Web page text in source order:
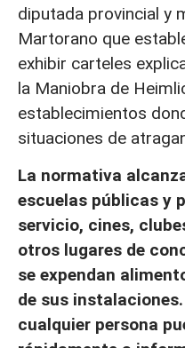
diputada provincial y
Martorano que
exhibir carteles
la Maniobra de
establecimientos
situaciones de
La normativa
escuelas públicas y
servicio, cines,
otros lugares de
se expendan
de sus
cualquier persona